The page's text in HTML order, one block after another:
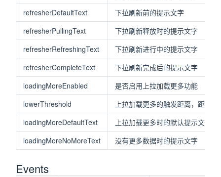
refresherDefaultText
下拉刷新前的提示文字
refresherPullingText
下拉刷新释放时的提示文字
refresherRefreshingText
下拉刷新进行中的提示文字
refresherCompleteText
下拉刷新完成后的提示文字
loadingMoreEnabled
是否启用上拉加载更多功能
lowerThreshold
上拉加载更多的触发距离，距离
loadingMoreDefaultText
上拉加载更多时的默认提示文字
loadingMoreNoMoreText
没有更多数据时的提示文字
Events